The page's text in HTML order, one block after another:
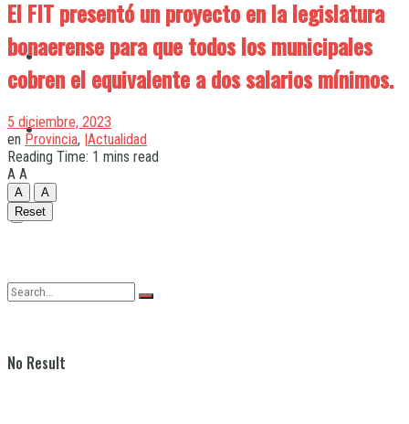
Quilmes
Varela
No Result
El FIT presentó un proyecto en la legislatura
bonaerense para que todos los municipales
cobren el equivalente a dos salarios mínimos.
5 diciembre, 2023
en Provincia, |Actualidad
Reading Time: 1 mins read
A A
A
A
Reset